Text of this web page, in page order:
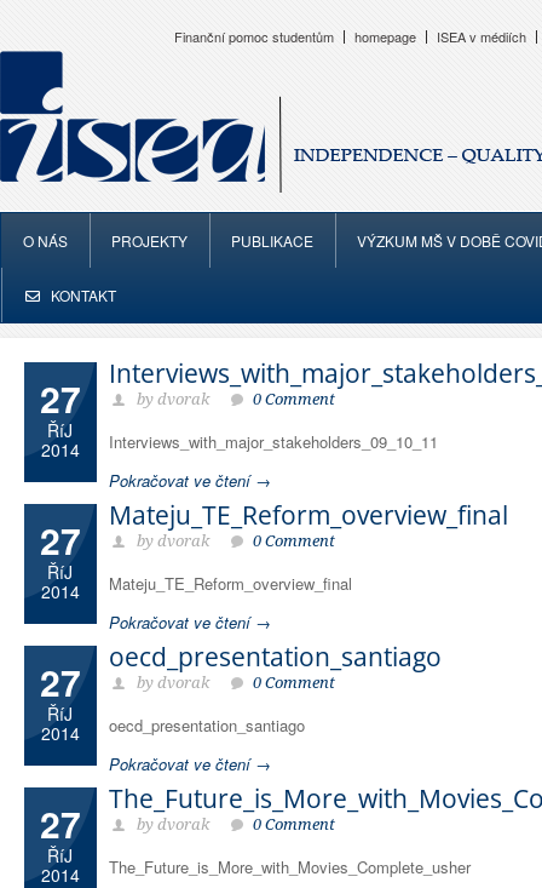
Finanční pomoc studentům homepage ISEA v médiích
O NÁS PROJEKTY PUBLIKACE VÝZKUM MŠ V DOBĚ
KONTAKT
27
ŘíJ
2014
by dvorak 0 Comment
Interviews_with_major_stakeholders_09_10_11
Pokračovat ve čtení →
27
ŘíJ
2014
Mateju_TE_Reform_overview_final
by dvorak 0 Comment
Mateju_TE_Reform_overview_final
Pokračovat ve čtení →
27
ŘíJ
2014
oecd_presentation_santiago
by dvorak 0 Comment
oecd_presentation_santiago
Pokračovat ve čtení →
27
ŘíJ
2014
by dvorak 0 Comment
The_Future_is_More_with_Movies_Complete_usher